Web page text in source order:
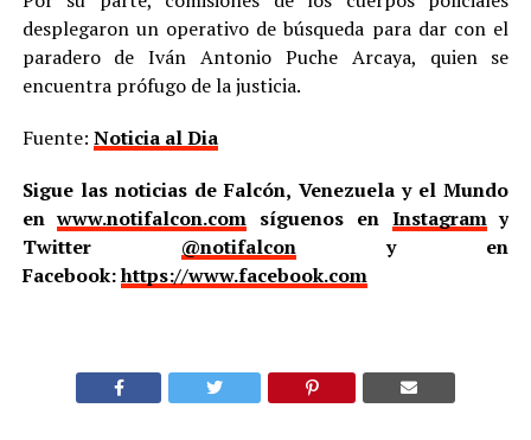
desplegaron un operativo de búsqueda para dar con el
paradero de Iván Antonio Puche Arcaya, quien se
encuentra prófugo de la justicia.
Fuente: Noticia al Dia
Sigue las noticias de Falcón, Venezuela y el Mundo
enwww.notifalcon.com síguenos en Instagramy
Twitter @notifalcony en
Facebook:https://www.facebook.com